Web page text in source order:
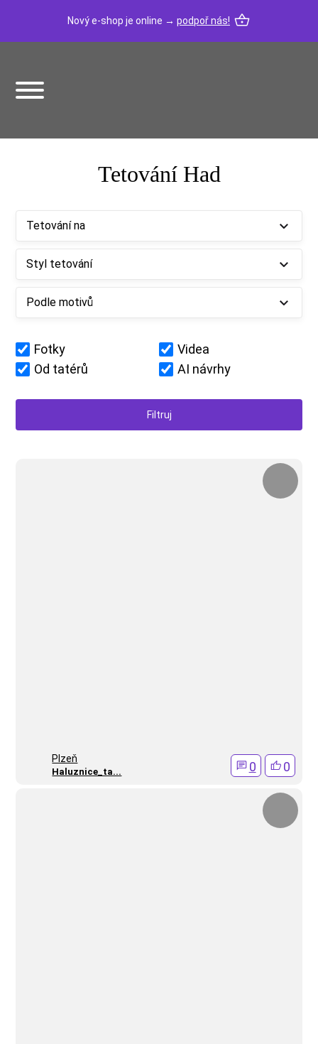
Nový e-shop je online → podpoř nás!
Tetování Had
Tetování na
Styl tetování
Podle motivů
Fotky
Videa
Od tatérů
AI návrhy
Plzeň
Haluznice_ta... 0 0